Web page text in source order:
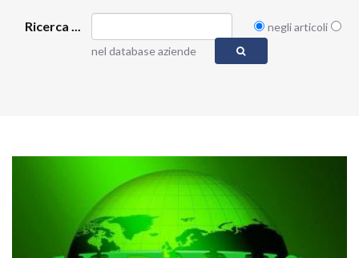
Ricerca ...
negli articoli
nel database aziende